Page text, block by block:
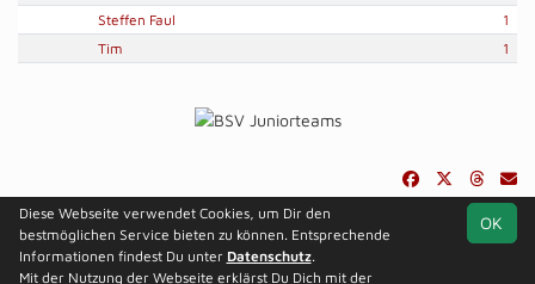
Steffen Faul
1
Tim
1
soccero.de
© 2006 - 2026
OK
Diese Webseite verwendet Cookies, um Dir den
bestmöglichen Service bieten zu können. Entsprechende
Informationen findest Du unter Datenschutz.
Mit der Nutzung der Webseite erklärst Du Dich mit der